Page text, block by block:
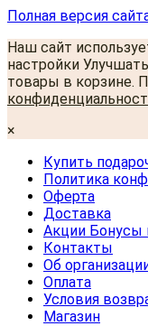
Полная версия
Наш сайт
настройки
товары в корзине.
×
Купить
Политика
Оферта
Доставка
Акции Бонусы
Контакты
Об
Оплата
Условия
Магазин